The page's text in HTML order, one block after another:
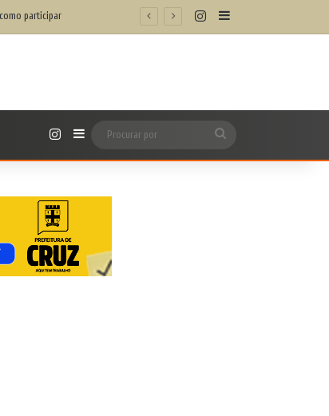
InstagramBarra Lateral
InstagramBarra Lateral
por